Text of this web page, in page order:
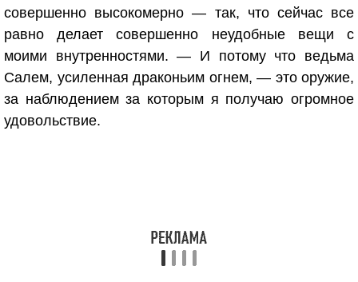
совершенно высокомерно — так, что сейчас все
равно делает совершенно неудобные вещи с
моими внутренностями. — И потому что ведьма
Салем, усиленная драконьим огнем, — это оружие,
за наблюдением за которым я получаю огромное
удовольствие.